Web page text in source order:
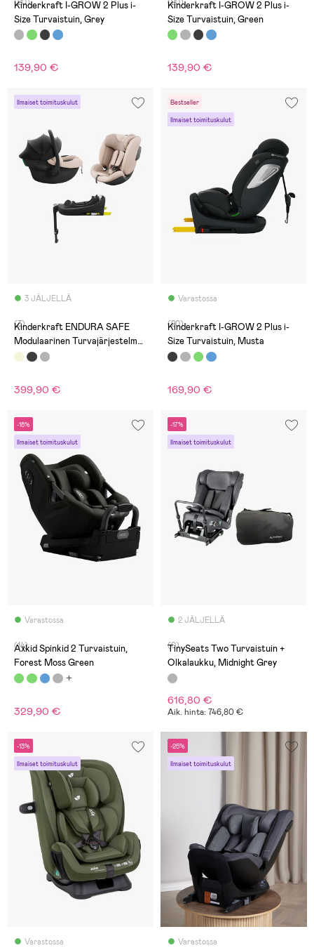
Kinderkraft I-GROW 2 Plus i-
Size Turvaistuin, Grey
139,90 €
Kinderkraft I-GROW 2 Plus i-
Size Turvaistuin, Green
139,90 €
Ilmaiset toimituskulut
3 JÄLJELLÄ
(3)
Kinderkraft ENDURA SAFE
Modulaarinen Turvajärjestelmä,
Beige
399,90 €
Bestseller
Ilmaiset toimituskulut
Varastossa
(20)
Kinderkraft I-GROW 2 Plus i-
Size Turvaistuin, Musta
169,90 €
-18%
Ilmaiset toimituskulut
Varastossa
(14)
Axkid Spinkid 2 Turvaistuin,
Forest Moss Green
329,90 €
-17%
Ilmaiset toimituskulut
2 JÄLJELLÄ
(0)
TinySeats Two Turvaistuin +
Olkalaukku, Midnight Grey
616,80 €
Aik. hinta: 746,80 €
-13%
Ilmaiset toimituskulut
Varastossa
-25%
Ilmaiset toimituskulut
Varastossa